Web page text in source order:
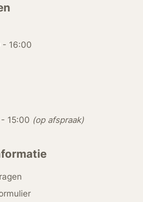
- 16:00
15:00 (op afspraak)